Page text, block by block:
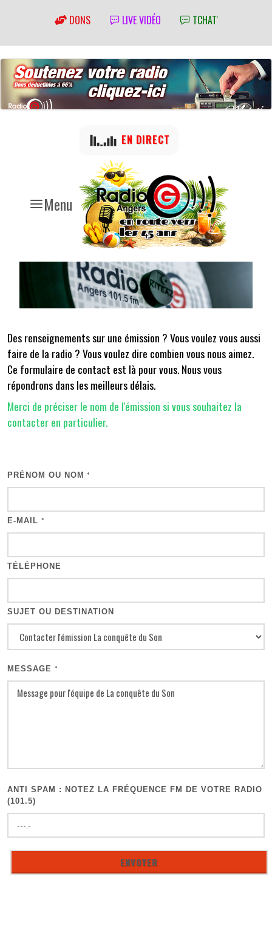
DONS LIVE VIDÉO TCHAT'
Menu
EN DIRECT
Des renseignements sur une émission ? Vous voulez vous aussi
faire de la radio ? Vous voulez dire combien vous nous aimez.
Ce formulaire de contact est là pour vous. Nous vous
répondrons dans les meilleurs délais.
Merci de préciser le nom de l'émission si vous souhaitez la
contacter en particulier.
PRÉNOM OU NOM *
E-MAIL *
TÉLÉPHONE
SUJET OU DESTINATION
MESSAGE *
ANTI SPAM : NOTEZ LA FRÉQUENCE FM DE VOTRE RADIO
(101.5)